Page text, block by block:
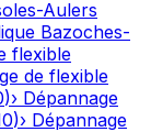
Aulers
Bazoches-
flexible
de flexible
)› Dépannage
)› Dépannage